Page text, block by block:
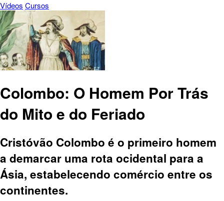
Vídeos Cursos
Colombo: O Homem Por Trás
do Mito e do Feriado
Cristóvão Colombo é o primeiro homem
a demarcar uma rota ocidental para a
Ásia, estabelecendo comércio entre os
continentes.